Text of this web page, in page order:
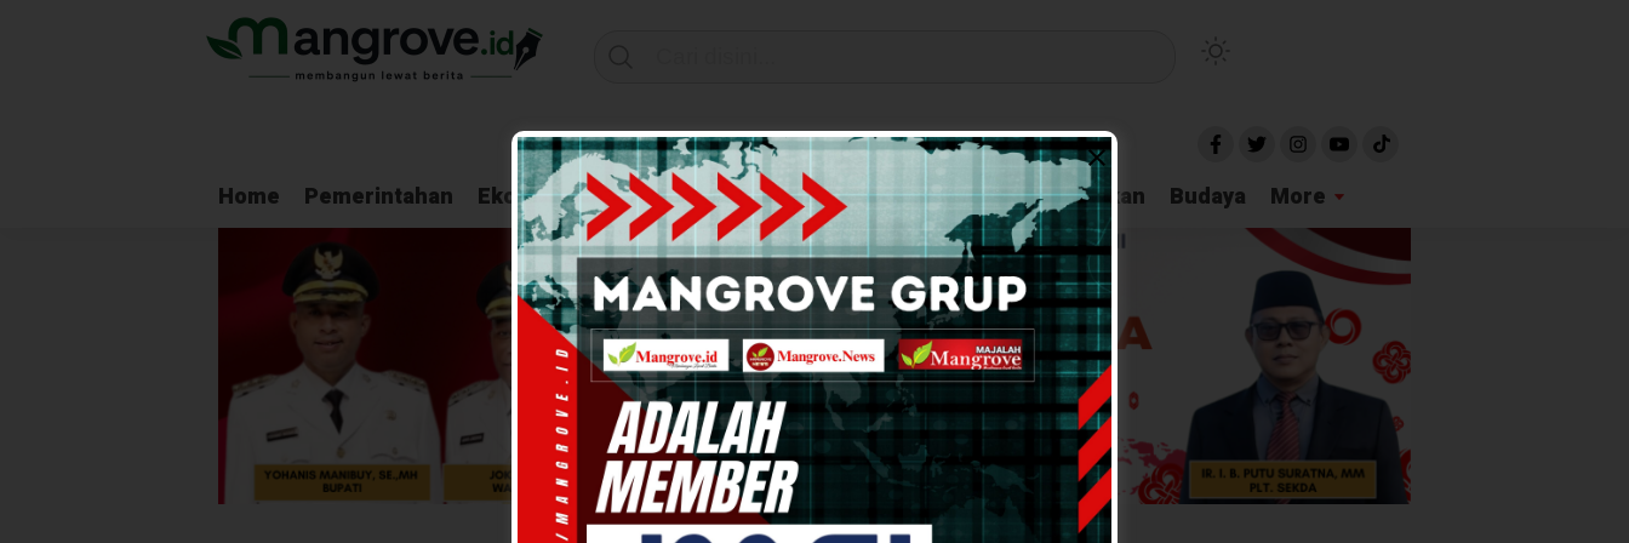
Home Pemerintahan Ekonomi & Bisnis Info Tanah Papua Kesehatan Pendidikan Budaya More
Support by